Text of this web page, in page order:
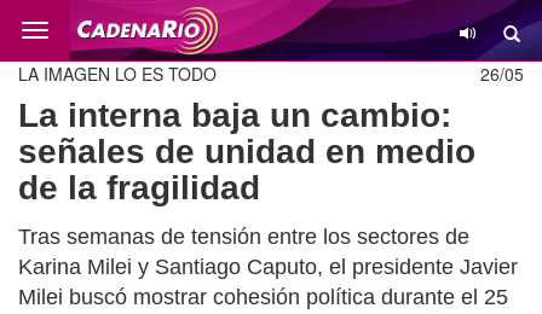
Cambio
26/05
LA IMAGEN LO ES TODO
La interna baja un cambio:
señales de unidad en medio
de la fragilidad
Tras semanas de tensión entre los sectores de
Karina Milei y Santiago Caputo, el presidente Javier
Milei buscó mostrar cohesión política durante el 25